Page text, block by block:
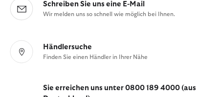
Schreiben Sie uns eine E-Mail
Wir melden uns so schnell wie möglich bei Ihnen.
Händlersuche
Finden Sie einen Händler in Ihrer Nähe
Sie erreichen uns unter 0800 189 4000 (aus